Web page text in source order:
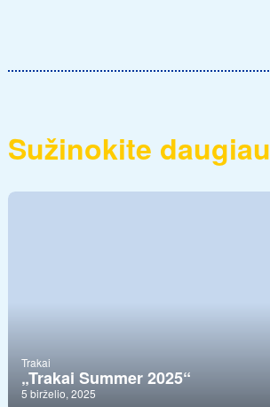
Sužinokite daugiau
Trakai
„Trakai Summer 2025“
5 birželio, 2025